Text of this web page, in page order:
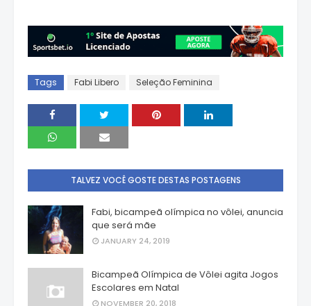
Tags Fabi Libero Seleção Feminina
TALVEZ VOCÊ GOSTE DESTAS POSTAGENS
Fabi, bicampeã olímpica no vôlei, anuncia
que será mãe
JANUARY 24, 2019
Bicampeã Olímpica de Vôlei agita Jogos
Escolares em Natal
NOVEMBER 20, 2018